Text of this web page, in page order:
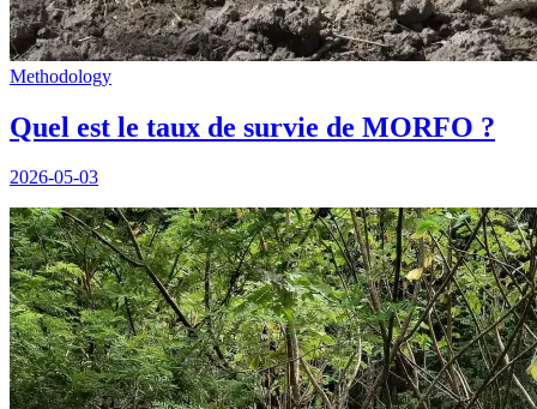
Methodology
Quel est le taux de survie de MORFO ?
2026-05-03